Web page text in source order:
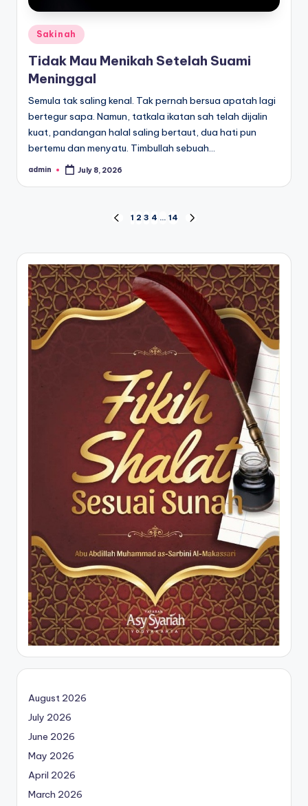
Posted
in
Sakinah
Tidak Mau Menikah Setelah Suami
Meninggal
Semula tak saling kenal. Tak pernah bersua apatah lagi
bertegur sapa. Namun, tatkala ikatan sah telah dijalin
kuat, pandangan halal saling bertaut, dua hati pun
bertemu dan menyatu. Timbullah sebuah…
Posted
admin July 8, 2026
pagination
PREVIOUS
1 2 3 4 … 14
August 2026
July 2026
June 2026
May 2026
April 2026
March 2026